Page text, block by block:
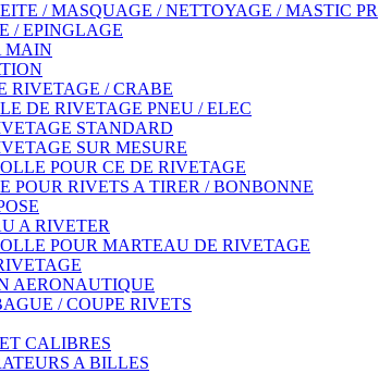
/ MASQUAGE / NETTOYAGE / MASTIC PR
/ EPINGLAGE
MAIN
RIVETAGE / CRABE
DE RIVETAGE PNEU / ELEC
STANDARD
SUR MESURE
POUR CE DE RIVETAGE
POUR RIVETS A TIRER / BONBONNE
A RIVETER
POUR MARTEAU DE RIVETAGE
AERONAUTIQUE
/ COUPE RIVETS
CALIBRES
A BILLES